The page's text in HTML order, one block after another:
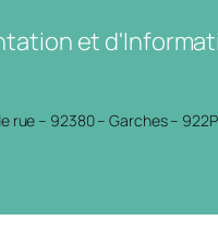
et
rue – 92380 – Garches –